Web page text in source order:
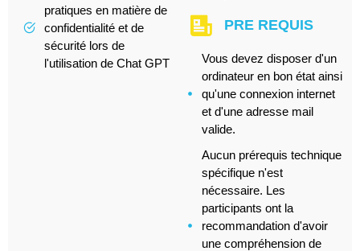
pratiques en matière de
confidentialité et de
sécurité lors de
l'utilisation de Chat GPT
PRE REQUIS
Vous devez disposer d'un
ordinateur en bon état ainsi
qu'une connexion internet
et d'une adresse mail
valide.
Aucun prérequis technique
spécifique n'est
nécessaire. Les
participants ont la
recommandation d'avoir
une compréhension de